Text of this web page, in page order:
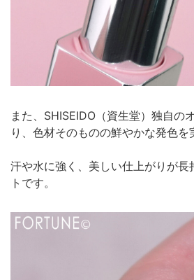
また、SHISEIDO（資生堂）独自の
り、色材そのものの鮮やかな発色を
汗や水に強く、美しい仕上がりが長
トです。